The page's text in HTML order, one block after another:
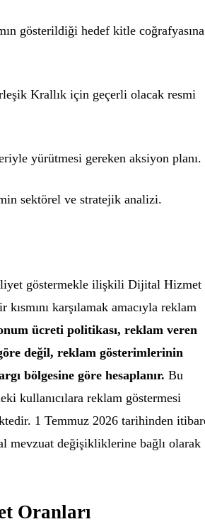
gösterildiği hedef kitle coğrafyasına
Krallık için geçerli olacak resmi
yürütmesi gereken aksiyon planı.
sektörel ve stratejik analizi.
göstermekle ilişkili Dijital Hizmet
karşılamak amacıyla reklam
ücreti politikası, reklam veren
değil, reklam gösterimlerinin
bölgesine göre hesaplanır. Bu
kullanıcılara reklam göstermesi
1 Temmuz 2026 tarihinden
mevzuat değişikliklerine bağlı olarak
Oranları